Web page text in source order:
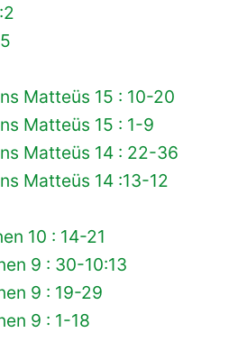
Matteüs 15 : 10-20
Matteüs 15 : 1-9
Matteüs 14 : 22-36
Matteüs 14 :13-12
10 : 14-21
9 : 30-10:13
9 : 19-29
9 : 1-18